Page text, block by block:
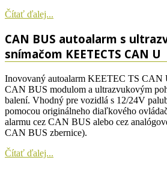
Čítať ďalej...
CAN BUS autoalarm s
snímačom KEETECTS CAN U
Inovovaný autoalarm KEETEC TS CAN
CAN BUS modulom a ultrazvukovým
balení. Vhodný pre vozidlá s 12/24V
pomocou originálneho diaľkového
alarmu cez CAN BUS alebo cez
CAN BUS zbernice).
Čítať ďalej...